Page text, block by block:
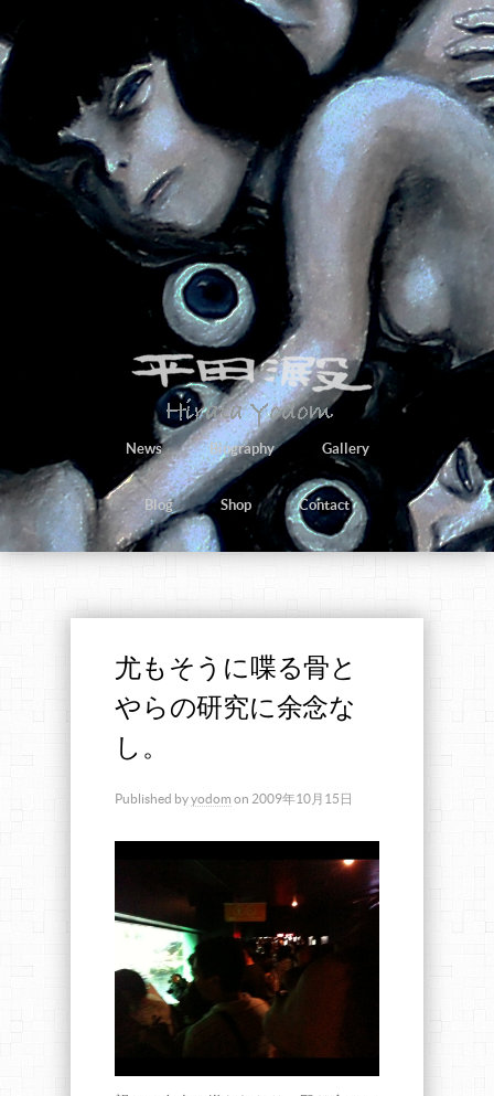
News Biography Gallery
Blog Shop Contact
尤もそうに喋る骨と
やらの研究に余念な
し。
Published byyodom on 2009年10月15日